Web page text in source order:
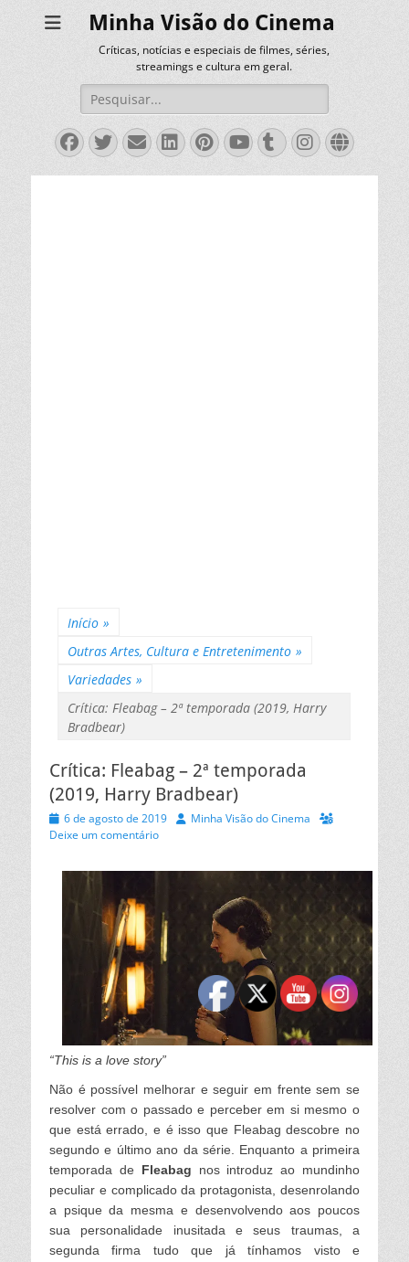
Minha Visão do Cinema
Críticas, notícias e especiais de filmes, séries,
streamings e cultura em geral.
Pesquisar
por:
Facebook
Twitter
EmailLinkedIn
Pinterest
YouTube
Tumblr
Início »
Outras Artes, Cultura e Entretenimento »
Variedades »
Crítica: Fleabag – 2ª temporada (2019, Harry
Bradbear)
Crítica: Fleabag – 2ª temporada
(2019, Harry Bradbear)
Posted
on
6 de agosto de 2019 AutorMinha Visão do Cinema
Deixe um comentário
“This is a love story”
Não é possível melhorar e seguir em frente sem se
resolver com o passado e perceber em si mesmo o
que está errado, e é isso que Fleabagdescobre no
segundo e último ano da série. Enquanto a primeira
temporada de Fleabag nos introduz ao mundinho
peculiar e complicado da protagonista, desenrolando
a psique da mesma e desenvolvendo aos poucos
sua personalidade inusitada e seus traumas, a
segunda firma tudo que já tínhamos visto e